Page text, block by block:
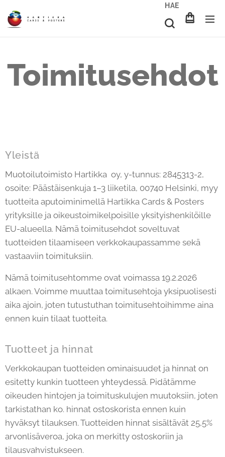
HAE
Toimitusehdot
Yleistä
Muotoilutoimisto Hartikka oy, y-tunnus: 2845313-2,
osoite: Päästäisenkuja 1–3 liiketila, 00740 Helsinki, myy
tuotteita aputoiminimellä Hartikka Cards & Posters
yrityksille ja oikeustoimikelpoisille yksityishenkilöille
EU-alueella. Nämä toimitusehdot soveltuvat
tuotteiden tilaamiseen verkkokaupassamme sekä
vastaaviin toimituksiin.
Nämä toimitusehtomme ovat voimassa 19.2.2026
alkaen. Voimme muuttaa toimitusehtoja yksipuolisesti
aika ajoin, joten tutustuthan toimitusehtoihimme aina
ennen kuin tilaat tuotteita.
Tuotteet ja hinnat
Verkkokaupan tuotteiden ominaisuudet ja hinnat on
esitetty kunkin tuotteen yhteydessä. Pidätämme
oikeuden hintojen ja toimituskulujen muutoksiin, joten
tarkistathan ko. hinnat ostoskorista ennen kuin
hyväksyt tilauksen. Tuotteiden hinnat sisältävät 25,5%
arvonlisäveroa, joka on merkitty ostoskoriin ja
tilausvahvistukseen.